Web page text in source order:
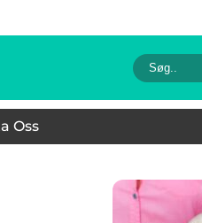
Oss